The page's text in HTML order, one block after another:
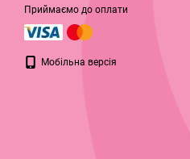
Приймаємо до оплати
Мобільна версія